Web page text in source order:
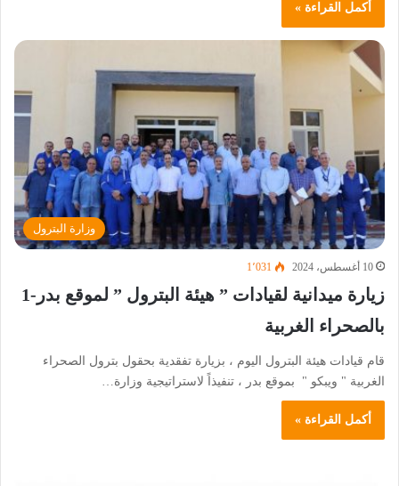
أكمل القراءة »
وزارة البترول
10 أغسطس، 2024 1٬031
زيارة ميدانية لقيادات ” هيئة البترول ” لموقع بدر-1
بالصحراء الغربية
قام قيادات هيئة البترول اليوم ، بزيارة تفقدية بحقول بترول الصحراء
الغربية " ويبكو " بموقع بدر ، تنفيذاً لاستراتيجية وزارة…
أكمل القراءة »